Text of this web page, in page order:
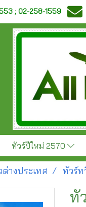
; 02-258-1559
ทัวร์ปีใหม่ 2570
างประเทศ ทัวร์ท
ทั